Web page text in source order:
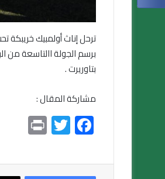
ترحل إناث أولمبيك خريبكة
برسم الجولة االتاسعة من
بتاوريرت .
مشاركة المقال :
F
ac
e
T
wi
tt
t